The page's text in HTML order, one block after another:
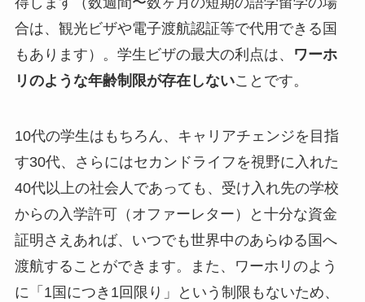
合は、観光ビザや電子渡航認証等で代用できる国
もあります）。学生ビザの最大の利点は、
ワーホ
リのような年齢制限が存在しないことです。
10代の学生はもちろん、キャリアチェンジを目指
す30代、さらにはセカンドライフを視野に入れた
40代以上の社会人であっても、受け入れ先の学校
からの入学許可（オファーレター）と十分な資金
証明さえあれば、いつでも世界中のあらゆる国へ
渡航することができます。また、ワーホリのよう
に「1国につき1回限り」という制限もないため、